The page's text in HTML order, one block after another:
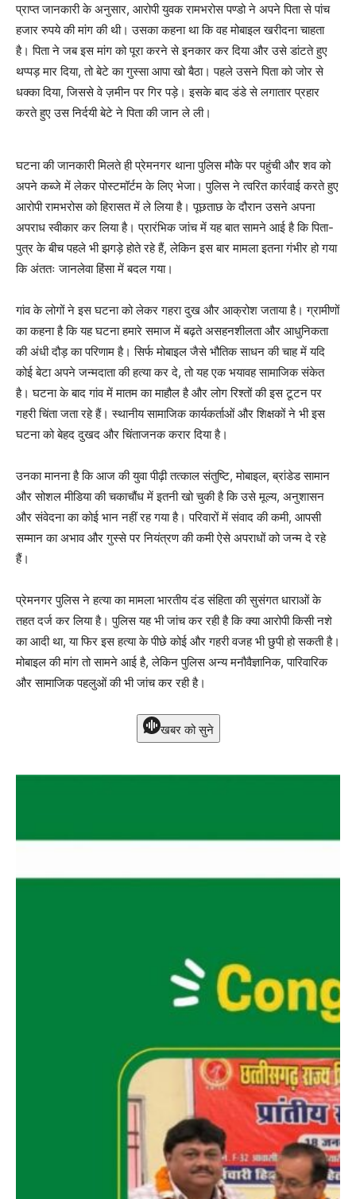
प्राप्त जानकारी के अनुसार, आरोपी युवक रामभरोस पण्डो ने अपने पिता से पांच
हजार रुपये की मांग की थी। उसका कहना था कि वह मोबाइल खरीदना चाहता
है। पिता ने जब इस मांग को पूरा करने से इनकार कर दिया और उसे डांटते हुए
थप्पड़ मार दिया, तो बेटे का गुस्सा आपा खो बैठा। पहले उसने पिता को जोर से
धक्का दिया, जिससे वे ज़मीन पर गिर पड़े। इसके बाद डंडे से लगातार प्रहार
करते हुए उस निर्दयी बेटे ने पिता की जान ले ली।
घटना की जानकारी मिलते ही प्रेमनगर थाना पुलिस मौके पर पहुंची और शव को
अपने कब्जे में लेकर पोस्टमॉर्टम के लिए भेजा। पुलिस ने त्वरित कार्रवाई करते हुए
आरोपी रामभरोस को हिरासत में ले लिया है। पूछताछ के दौरान उसने अपना
अपराध स्वीकार कर लिया है। प्रारंभिक जांच में यह बात सामने आई है कि पिता-
पुत्र के बीच पहले भी झगड़े होते रहे हैं, लेकिन इस बार मामला इतना गंभीर हो गया
कि अंततः जानलेवा हिंसा में बदल गया।
गांव के लोगों ने इस घटना को लेकर गहरा दुख और आक्रोश जताया है। ग्रामीणों
का कहना है कि यह घटना हमारे समाज में बढ़ते असहनशीलता और आधुनिकता
की अंधी दौड़ का परिणाम है। सिर्फ मोबाइल जैसे भौतिक साधन की चाह में यदि
कोई बेटा अपने जन्मदाता की हत्या कर दे, तो यह एक भयावह सामाजिक संकेत
है। घटना के बाद गांव में मातम का माहौल है और लोग रिश्तों की इस टूटन पर
गहरी चिंता जता रहे हैं। स्थानीय सामाजिक कार्यकर्ताओं और शिक्षकों ने भी इस
घटना को बेहद दुखद और चिंताजनक करार दिया है।
उनका मानना है कि आज की युवा पीढ़ी तत्काल संतुष्टि, मोबाइल, ब्रांडेड सामान
और सोशल मीडिया की चकाचौंध में इतनी खो चुकी है कि उसे मूल्य, अनुशासन
और संवेदना का कोई भान नहीं रह गया है। परिवारों में संवाद की कमी, आपसी
सम्मान का अभाव और गुस्से पर नियंत्रण की कमी ऐसे अपराधों को जन्म दे रहे
हैं।
प्रेमनगर पुलिस ने हत्या का मामला भारतीय दंड संहिता की सुसंगत धाराओं के
तहत दर्ज कर लिया है। पुलिस यह भी जांच कर रही है कि क्या आरोपी किसी नशे
का आदी था, या फिर इस हत्या के पीछे कोई और गहरी वजह भी छुपी हो सकती है।
मोबाइल की मांग तो सामने आई है, लेकिन पुलिस अन्य मनौवैज्ञानिक, पारिवारिक
और सामाजिक पहलुओं की भी जांच कर रही है।
खबर को सुने